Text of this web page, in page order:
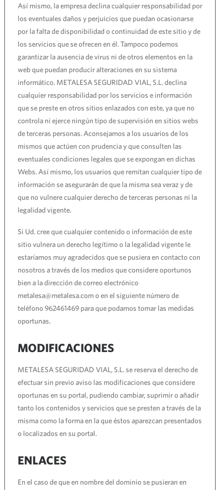
Así mismo, la empresa declina cualquier responsabilidad por
los eventuales daños y perjuicios que puedan ocasionarse
por la falta de disponibilidad o continuidad de este sitio y de
los servicios que se ofrecen en él. Tampoco podemos
garantizar la ausencia de virus ni de otros elementos en la
web que puedan producir alteraciones en su sistema
informático. METALESA SEGURIDAD VIAL, S.L. declina
cualquier responsabilidad por los servicios e información
que se preste en otros sitios enlazados con este, ya que no
controla ni ejerce ningún tipo de supervisión en sitios webs
de terceras personas. Aconsejamos a los usuarios de los
mismos que actúen con prudencia y que consulten las
eventuales condiciones legales que se expongan en dichas
Webs. Así mismo, los usuarios que remitan cualquier tipo de
información se asegurarán de que la misma sea veraz y de
que no vulnere cualquier derecho de terceras personas ni la
legalidad vigente.
Si Ud. cree que cualquier contenido o información de este
sitio vulnera un derecho legítimo o la legalidad vigente le
estaríamos muy agradecidos que se pusiera en contacto con
nosotros a través de los medios que considere oportunos
bien a la dirección de correo electrónico
metalesa@metalesa.com o en el siguiente número de
teléfono 962461469 para que podamos tomar las medidas
oportunas.
MODIFICACIONES
METALESA SEGURIDAD VIAL, S.L. se reserva el derecho de
efectuar sin previo aviso las modificaciones que considere
oportunas en su portal, pudiendo cambiar, suprimir o añadir
tanto los contenidos y servicios que se presten a través de la
misma como la forma en la que éstos aparezcan presentados
o localizados en su portal.
ENLACES
En el caso de que en nombre del dominio se pusieran en